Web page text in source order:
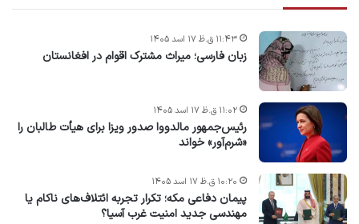
زبان فارسی؛ میراث مشترک اقوام در افغانستان
۱۱:۴۳ ق.ظ ۱۷ اسد ۱۴۰۵
رئیس‌جمهور مالدووا صدور ویزا برای هیأت طالبان را
«شرم‌آور» خواند
۱۱:۰۲ ق.ظ ۱۷ اسد ۱۴۰۵
پیمان دفاعی مکه؛ تکرار تجربه ائتلاف‌های ناکام یا
مهندسی جدید امنیت غرب آسیا؟
۱۰:۲۰ ق.ظ ۱۷ اسد ۱۴۰۵